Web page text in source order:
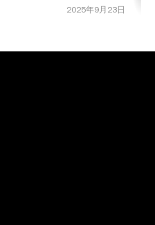
加密货币市
潜力，尤其是
些活动旨在推广新
同时也伴随着风险
2025年9月23日